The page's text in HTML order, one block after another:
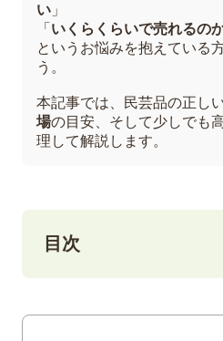
い 」
「 いくらくらいで売れるの
というお悩みを抱えている
う。
本記事では、民芸品の正し
場の目安、そして少しでも
理して解説します。
目次